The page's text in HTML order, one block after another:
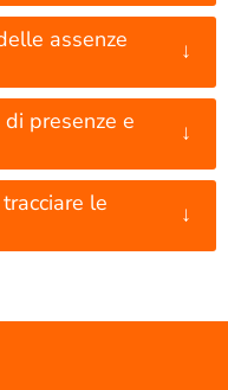
assenze
↓
presenze e
↓
le
↓